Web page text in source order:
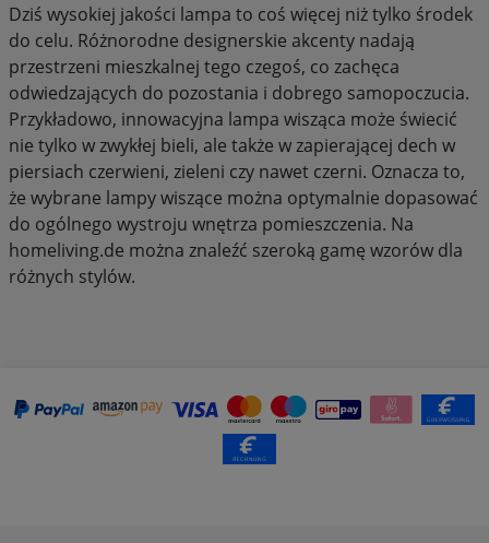
Dziś wysokiej jakości lampa to coś więcej niż tylko środek
do celu. Różnorodne designerskie akcenty nadają
przestrzeni mieszkalnej tego czegoś, co zachęca
odwiedzających do pozostania i dobrego samopoczucia.
Przykładowo, innowacyjna lampa wisząca może świecić
nie tylko w zwykłej bieli, ale także w zapierającej dech w
piersiach czerwieni, zieleni czy nawet czerni. Oznacza to,
że wybrane lampy wiszące można optymalnie dopasować
do ogólnego wystroju wnętrza pomieszczenia. Na
homeliving.de można znaleźć szeroką gamę wzorów dla
różnych stylów.